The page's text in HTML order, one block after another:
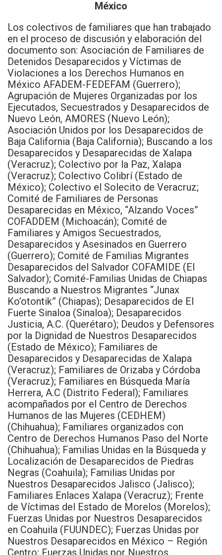
México
Los colectivos de familiares que han trabajado
en el proceso de discusión y elaboración del
documento son: Asociación de Familiares de
Detenidos Desaparecidos y Víctimas de
Violaciones a los Derechos Humanos en
México AFADEM-FEDEFAM (Guerrero);
Agrupación de Mujeres Organizadas por los
Ejecutados, Secuestrados y Desaparecidos de
Nuevo León, AMORES (Nuevo León);
Asociación Unidos por los Desaparecidos de
Baja California (Baja California); Buscando a los
Desaparecidos y Desaparecidas de Xalapa
(Veracruz); Colectivo por la Paz, Xalapa
(Veracruz); Colectivo Colibrí (Estado de
México); Colectivo el Solecito de Veracruz;
Comité de Familiares de Personas
Desaparecidas en México, “Alzando Voces”
COFADDEM (Michoacán); Comité de
Familiares y Amigos Secuestrados,
Desaparecidos y Asesinados en Guerrero
(Guerrero); Comité de Familias Migrantes
Desaparecidos del Salvador COFAMIDE (El
Salvador); Comité-Familias Unidas de Chiapas
Buscando a Nuestros Migrantes “Junax
Ko’otontik” (Chiapas); Desaparecidos de El
Fuerte Sinaloa (Sinaloa); Desaparecidos
Justicia, A.C. (Querétaro); Deudos y Defensores
por la Dignidad de Nuestros Desaparecidos
(Estado de México); Familiares de
Desaparecidos y Desaparecidas de Xalapa
(Veracruz); Familiares de Orizaba y Córdoba
(Veracruz); Familiares en Búsqueda María
Herrera, A.C (Distrito Federal); Familiares
acompañados por el Centro de Derechos
Humanos de las Mujeres (CEDHEM)
(Chihuahua); Familiares organizados con
Centro de Derechos Humanos Paso del Norte
(Chihuahua); Familias Unidas en la Búsqueda y
Localización de Desaparecidos de Piedras
Negras (Coahuila); Familias Unidas por
Nuestros Desaparecidos Jalisco (Jalisco);
Familiares Enlaces Xalapa (Veracruz); Frente
de Víctimas del Estado de Morelos (Morelos);
Fuerzas Unidas por Nuestros Desaparecidos
en Coahuila (FUUNDEC); Fuerzas Unidas por
Nuestros Desaparecidos en México – Región
Centro; Fuerzas Unidas por Nuestros